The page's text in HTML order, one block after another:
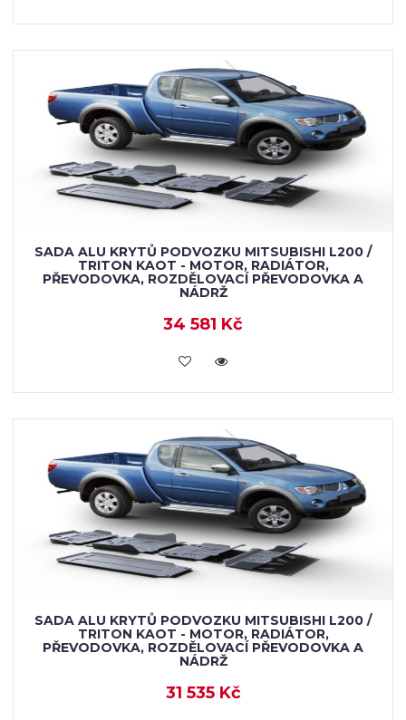
SADA ALU KRYTŮ PODVOZKU MITSUBISHI L200 /
TRITON KAOT - MOTOR, RADIÁTOR,
PŘEVODOVKA, ROZDĚLOVACÍ PŘEVODOVKA A
NÁDRŽ
34 581 Kč
KOUPIT
SADA ALU KRYTŮ PODVOZKU MITSUBISHI L200 /
TRITON KAOT - MOTOR, RADIÁTOR,
PŘEVODOVKA, ROZDĚLOVACÍ PŘEVODOVKA A
NÁDRŽ
31 535 Kč